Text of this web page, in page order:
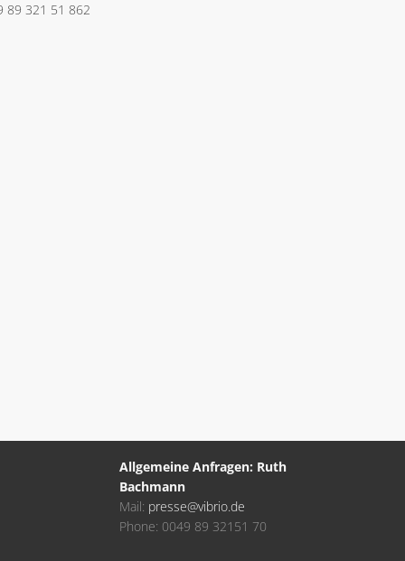
89 321 51 862
Allgemeine Anfragen: Ruth
Bachmann
Mail: presse@vibrio.de
Phone: 0049 89 32151 70